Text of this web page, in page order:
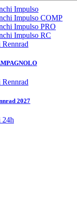
Impulso
Impulso COMP
Impulso PRO
Impulso RC
2027